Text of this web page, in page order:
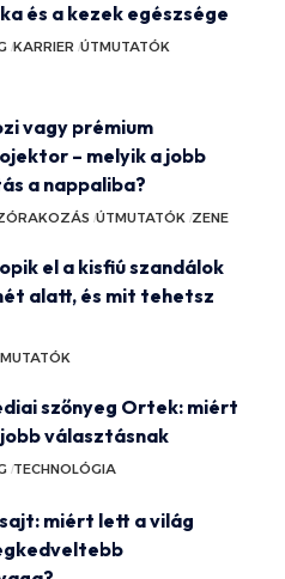
és a kezek egészsége
KARRIER ÚTMUTATÓK
vagy prémium
– melyik a jobb
a nappaliba?
ÚTMUTATÓK ZENE
el a kisfiú szandálok
alatt, és mit tehetsz
szőnyeg Ortek: miért
választásnak
TECHNOLÓGIA
miért lett a világ